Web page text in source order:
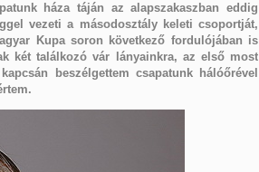
háza táján az alapszakaszban eddig
vezeti a másodosztály keleti csoportját,
Kupa soron következő fordulójában is
két találkozó vár lányainkra, az első most
beszélgettem csapatunk hálóőrével